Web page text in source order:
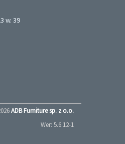
w. 39
ADB Furniture sp. z o.o.
Wer: 5.6.12-1